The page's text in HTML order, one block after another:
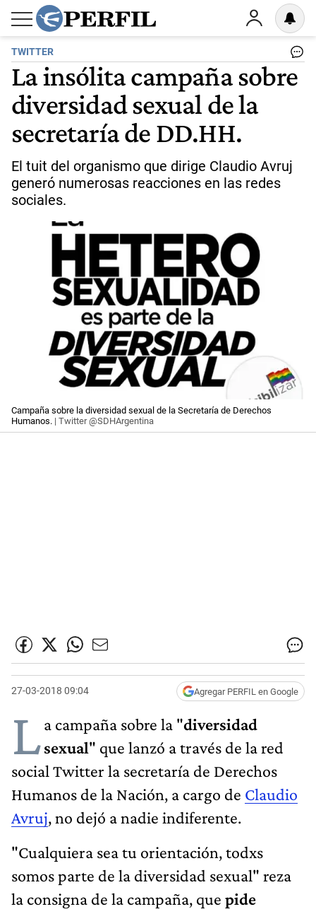
TWITTER
La insólita campaña sobre
diversidad sexual de la
secretaría de DD.HH.
El tuit del organismo que dirige Claudio Avruj
generó numerosas reacciones en las redes
sociales.
Campaña sobre la diversidad sexual de la Secretaría de Derechos
Humanos. | Twitter @SDHArgentina
27-03-2018 09:04 Agregar PERFIL en Google
La campaña sobre la "diversidad
sexual" que lanzó a través de la red
social Twitter la secretaría de Derechos
Humanos de la Nación, a cargo de Claudio
Avruj, no dejó a nadie indiferente.
"Cualquiera sea tu orientación, todxs
somos parte de la diversidad sexual" reza
la consigna de la campaña, que pide